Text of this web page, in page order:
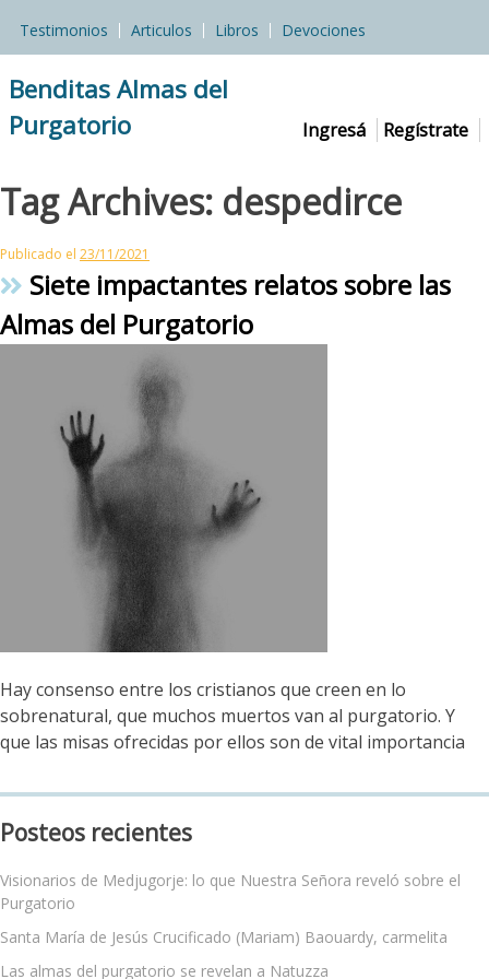
Testimonios Articulos Libros Devociones
Benditas Almas del
Purgatorio
Ingresá Regístrate
Tag Archives: despedirce
Publicado el 23/11/2021
Siete impactantes relatos sobre las
Almas del Purgatorio
Hay consenso entre los cristianos que creen en lo
sobrenatural, que muchos muertos van al purgatorio. Y
que las misas ofrecidas por ellos son de vital importancia
Posteos recientes
Visionarios de Medjugorje: lo que Nuestra Señora reveló sobre el
Purgatorio
Santa María de Jesús Crucificado (Mariam) Baouardy, carmelita
Las almas del purgatorio se revelan a Natuzza